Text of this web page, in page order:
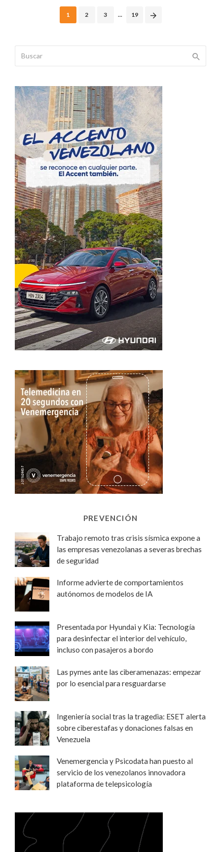
1 2 3 ... 19
PREVENCIÓN
Trabajo remoto tras crisis sísmica expone a
las empresas venezolanas a severas brechas
de seguridad
Informe advierte de comportamientos
autónomos de modelos de IA
Presentada por Hyundai y Kia: Tecnología
para desinfectar el interior del vehículo,
incluso con pasajeros a bordo
Las pymes ante las ciberamenazas: empezar
por lo esencial para resguardarse
Ingeniería social tras la tragedia: ESET alerta
sobre ciberestafas y donaciones falsas en
Venezuela
Venemergencia y Psicodata han puesto al
servicio de los venezolanos innovadora
plataforma de telepsicología